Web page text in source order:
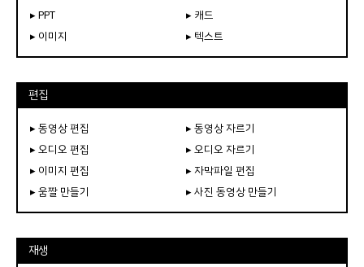
▸ PPT
▸ 캐드
▸ 이미지
▸ 텍스트
편집
▸ 동영상 편집
▸ 동영상 자르기
▸ 오디오 편집
▸ 오디오 자르기
▸ 이미지 편집
▸ 자막파일 편집
▸ 움짤 만들기
▸ 사진 동영상 만들기
재생